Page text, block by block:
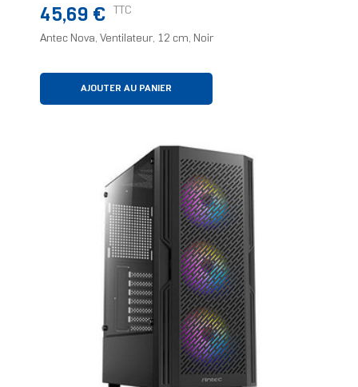
Prix
45,69 € TTC
Antec Nova, Ventilateur, 12 cm, Noir
AJOUTER AU PANIER